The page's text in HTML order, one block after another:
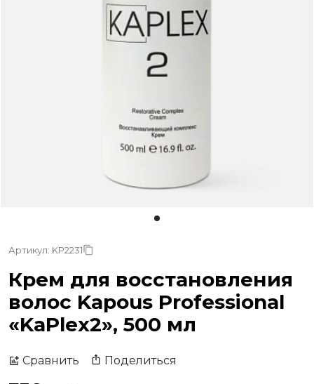
Артикул: KP2231
Крем для восстановления
волос Kapous Professional
«KaPlex2», 500 мл
Сравнить Поделиться